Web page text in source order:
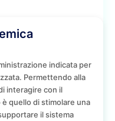
indicata per
Permettendo alla
interagire con il
quello di stimolare una
il sistema